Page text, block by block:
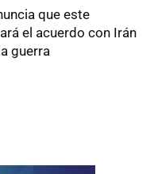
que este
el acuerdo con Irán
guerra